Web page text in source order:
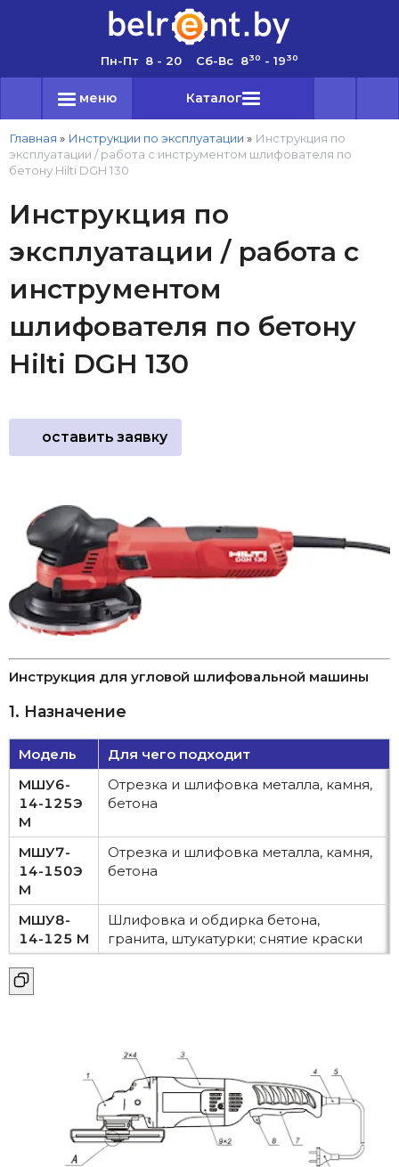
Пн-Пт 8 - 20 Сб-Вс 830 - 1930
меню Каталог
Главная » Инструкции по эксплуатации » Инструкция по
эксплуатации / работа с инструментом шлифователя по
бетону Hilti DGH 130
Инструкция по
эксплуатации / работа с
инструментом
шлифователя по бетону
Hilti DGH 130
оставить заявку
Инструкция для угловой шлифовальной машины
1. Назначение
Модель
Для чего подходит
МШУ6-
14-125Э
М
Отрезка и шлифовка металла, камня,
бетона
МШУ7-
14-150Э
М
Отрезка и шлифовка металла, камня,
бетона
МШУ8-
14-125 М
Шлифовка и обдирка бетона,
гранита, штукатурки; снятие краски